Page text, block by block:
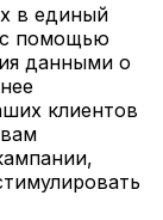
в единый
с помощью
данными о
клиентов